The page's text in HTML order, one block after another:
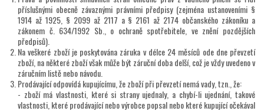
příslušnými obecně závaznými právními předpisy (zejména ustanoveními §
1914 až 1925, § 2099 až 2117 a § 2161 až 2174 občanského zákoníku a
zákonem č. 634/1992 Sb., o ochraně spotřebitele, ve znění pozdějších
předpisů).
Na veškeré zboží je poskytována záruka v délce 24 měsíců ode dne převzetí
zboží, na některé zboží však může být záruční doba delší, což je vždy uvedeno v
záručním listě nebo návodu.
Prodávající odpovídá kupujícímu, že zboží při převzetí nemá vady, tzn., že:
- zboží má vlastnosti, které si strany ujednaly, a chybí-li ujednání, takové
vlastnosti, které prodávající nebo výrobce popsal nebo které kupující očekával